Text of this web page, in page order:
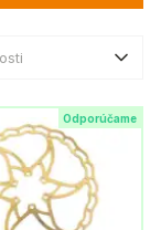
Odporúčame